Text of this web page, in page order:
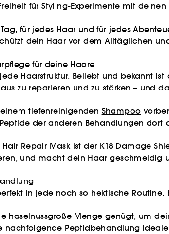
für Styling-Experimente mit deinen
für jedes Haar und für jedes
dein Haar vor dem Alltäglichen
für deine Haare
Haarstruktur. Beliebt und bekannt ist
zu reparieren und zu stärken – und
tiefenreinigenden Shampoo
der anderen Behandlungen
Repair Mask ist der K18 Damage
und macht dein Haar geschmeidig
in jede noch so hektische Routine.
haselnussgroße Menge genügt, um
Peptidbehandlung